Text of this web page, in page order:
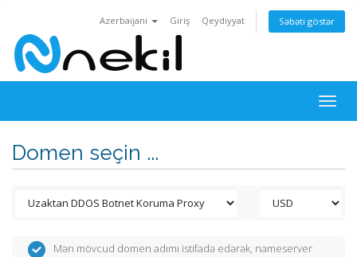
Azerbaijani Giriş Qeydiyyat Səbəti göstər
Domen seçin ...
Mən mövcud domen adımı istifadə edərək, nameserver